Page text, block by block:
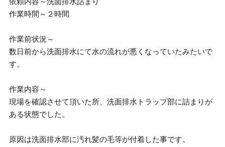
作業時間～２時間
作業前状況～
数日前から洗面排水にて水の流れが悪くなっていたみたいで
す。
作業内容～
現場を確認させて頂いた所、洗面排水トラップ部に詰まりが
ある状態でした。
原因は洗面排水部に汚れ髪の毛等が付着した事です。